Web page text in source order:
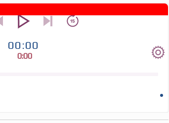
00:00
0:00